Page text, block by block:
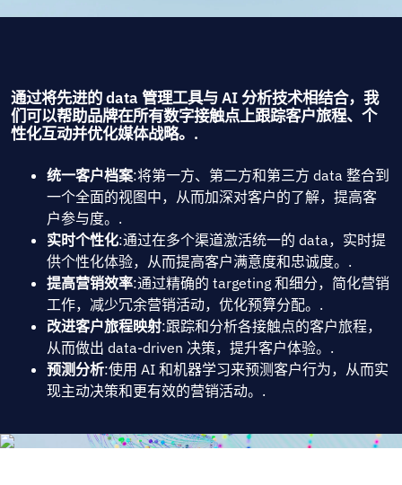
通过将先进的 data 管理工具与 AI 分析技术相结合，我
们可以帮助品牌在所有数字接触点上跟踪客户旅程、个
性化互动并优化媒体战略。.
统一客户档案:将第一方、第二方和第三方 data 整合到
一个全面的视图中，从而加深对客户的了解，提高客
户参与度。.
实时个性化:通过在多个渠道激活统一的 data，实时提
供个性化体验，从而提高客户满意度和忠诚度。.
提高营销效率:通过精确的 targeting 和细分，简化营销
工作，减少冗余营销活动，优化预算分配。.
改进客户旅程映射:跟踪和分析各接触点的客户旅程，
从而做出 data-driven 决策，提升客户体验。.
预测分析:使用 AI 和机器学习来预测客户行为，从而实
现主动决策和更有效的营销活动。.